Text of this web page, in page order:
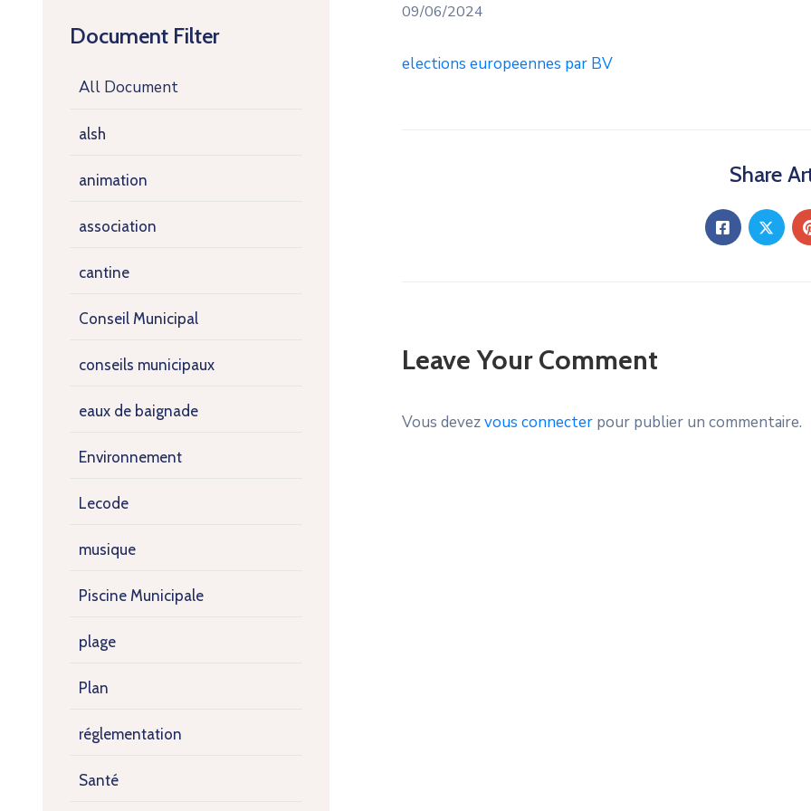
Document Filter
All Document
alsh
animation
association
cantine
Conseil Municipal
conseils municipaux
eaux de baignade
Environnement
Lecode
musique
Piscine Municipale
plage
Plan
réglementation
Santé
09/06/2024
elections europeennes par BV
Share
Leave Your Comment
Vous devezvous connecter pour publier un commentaire.